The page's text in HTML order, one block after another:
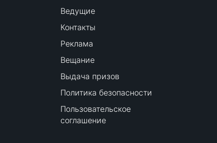
Ведущие
Контакты
Реклама
Вещание
Выдача призов
Политика безопасности
Пользовательское
соглашение